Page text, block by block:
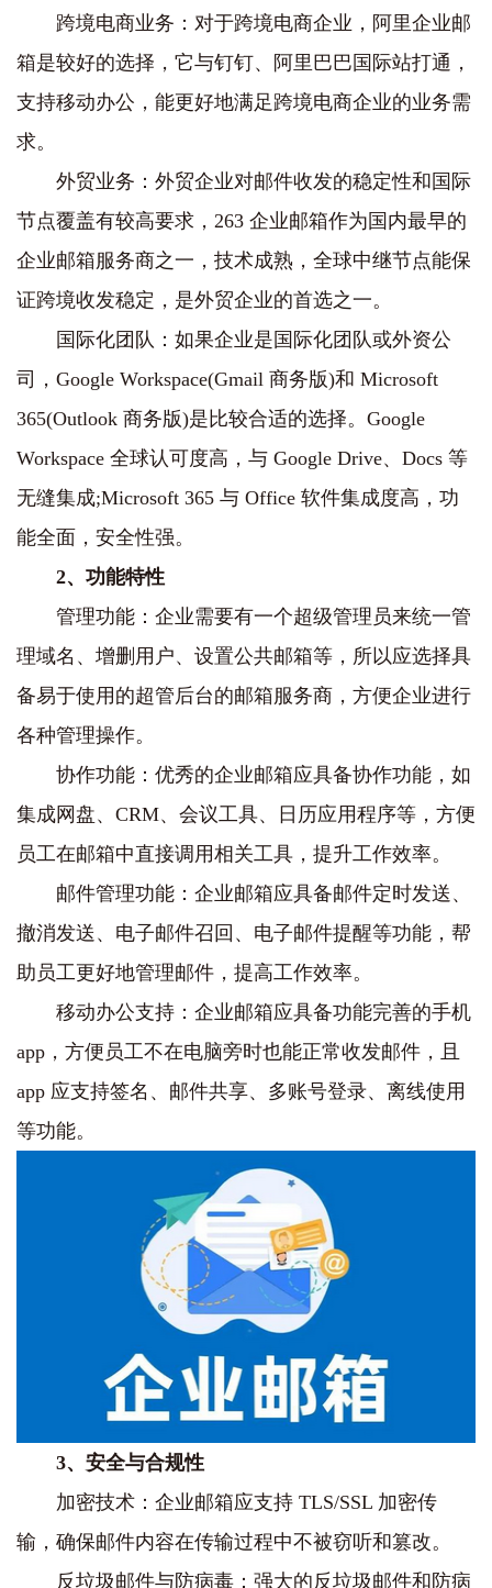
跨境电商业务：对于跨境电商企业，阿里企业邮
箱是较好的选择，它与钉钉、阿里巴巴国际站打通，
支持移动办公，能更好地满足跨境电商企业的业务需
求。
外贸业务：外贸企业对邮件收发的稳定性和国际
节点覆盖有较高要求，263 企业邮箱作为国内最早的
企业邮箱服务商之一，技术成熟，全球中继节点能保
证跨境收发稳定，是外贸企业的首选之一。
国际化团队：如果企业是国际化团队或外资公
司，Google Workspace(Gmail 商务版)和 Microsoft
365(Outlook 商务版)是比较合适的选择。Google
Workspace 全球认可度高，与 Google Drive、Docs 等
无缝集成;Microsoft 365 与 Office 软件集成度高，功
能全面，安全性强。
2、功能特性
管理功能：企业需要有一个超级管理员来统一管
理域名、增删用户、设置公共邮箱等，所以应选择具
备易于使用的超管后台的邮箱服务商，方便企业进行
各种管理操作。
协作功能：优秀的企业邮箱应具备协作功能，如
集成网盘、CRM、会议工具、日历应用程序等，方便
员工在邮箱中直接调用相关工具，提升工作效率。
邮件管理功能：企业邮箱应具备邮件定时发送、
撤消发送、电子邮件召回、电子邮件提醒等功能，帮
助员工更好地管理邮件，提高工作效率。
移动办公支持：企业邮箱应具备功能完善的手机
app，方便员工不在电脑旁时也能正常收发邮件，且
app 应支持签名、邮件共享、多账号登录、离线使用
等功能。
3、安全与合规性
加密技术：企业邮箱应支持 TLS/SSL 加密传
输，确保邮件内容在传输过程中不被窃听和篡改。
反垃圾邮件与防病毒：强大的反垃圾邮件和防病